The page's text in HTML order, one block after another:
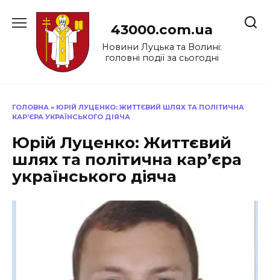
до
43000.com.ua
Новини Луцька та Волині:
головні події за сьогодні
ГОЛОВНА » ЮРІЙ ЛУЦЕНКО: ЖИТТЄВИЙ ШЛЯХ ТА ПОЛІТИЧНА
КАР’ЄРА УКРАЇНСЬКОГО ДІЯЧА
Юрій Луценко: Життєвий
шлях та політична кар’єра
українського діяча